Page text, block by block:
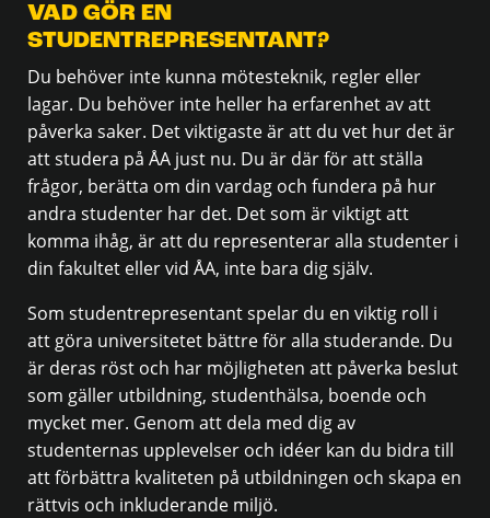
VAD GÖR EN
STUDENTREPRESENTANT?
Du behöver inte kunna mötesteknik, regler eller
lagar. Du behöver inte heller ha erfarenhet av att
påverka saker. Det viktigaste är att du vet hur det är
att studera på ÅA just nu. Du är där för att ställa
frågor, berätta om din vardag och fundera på hur
andra studenter har det. Det som är viktigt att
komma ihåg, är att du representerar alla studenter i
din fakultet eller vid ÅA, inte bara dig själv.
Som studentrepresentant spelar du en viktig roll i
att göra universitetet bättre för alla studerande. Du
är deras röst och har möjligheten att påverka beslut
som gäller utbildning, studenthälsa, boende och
mycket mer. Genom att dela med dig av
studenternas upplevelser och idéer kan du bidra till
att förbättra kvaliteten på utbildningen och skapa en
rättvis och inkluderande miljö.